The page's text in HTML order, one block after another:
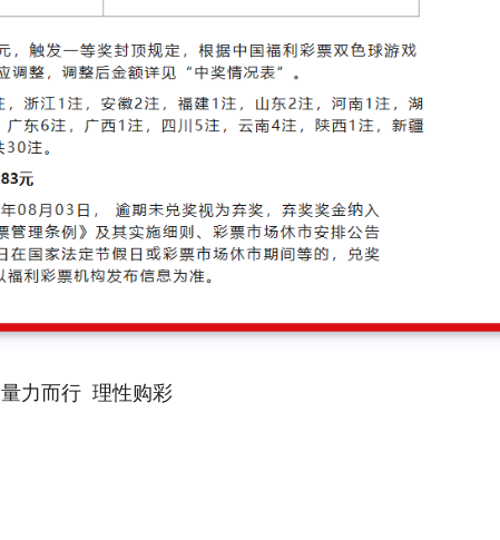
量力而行 理性购彩